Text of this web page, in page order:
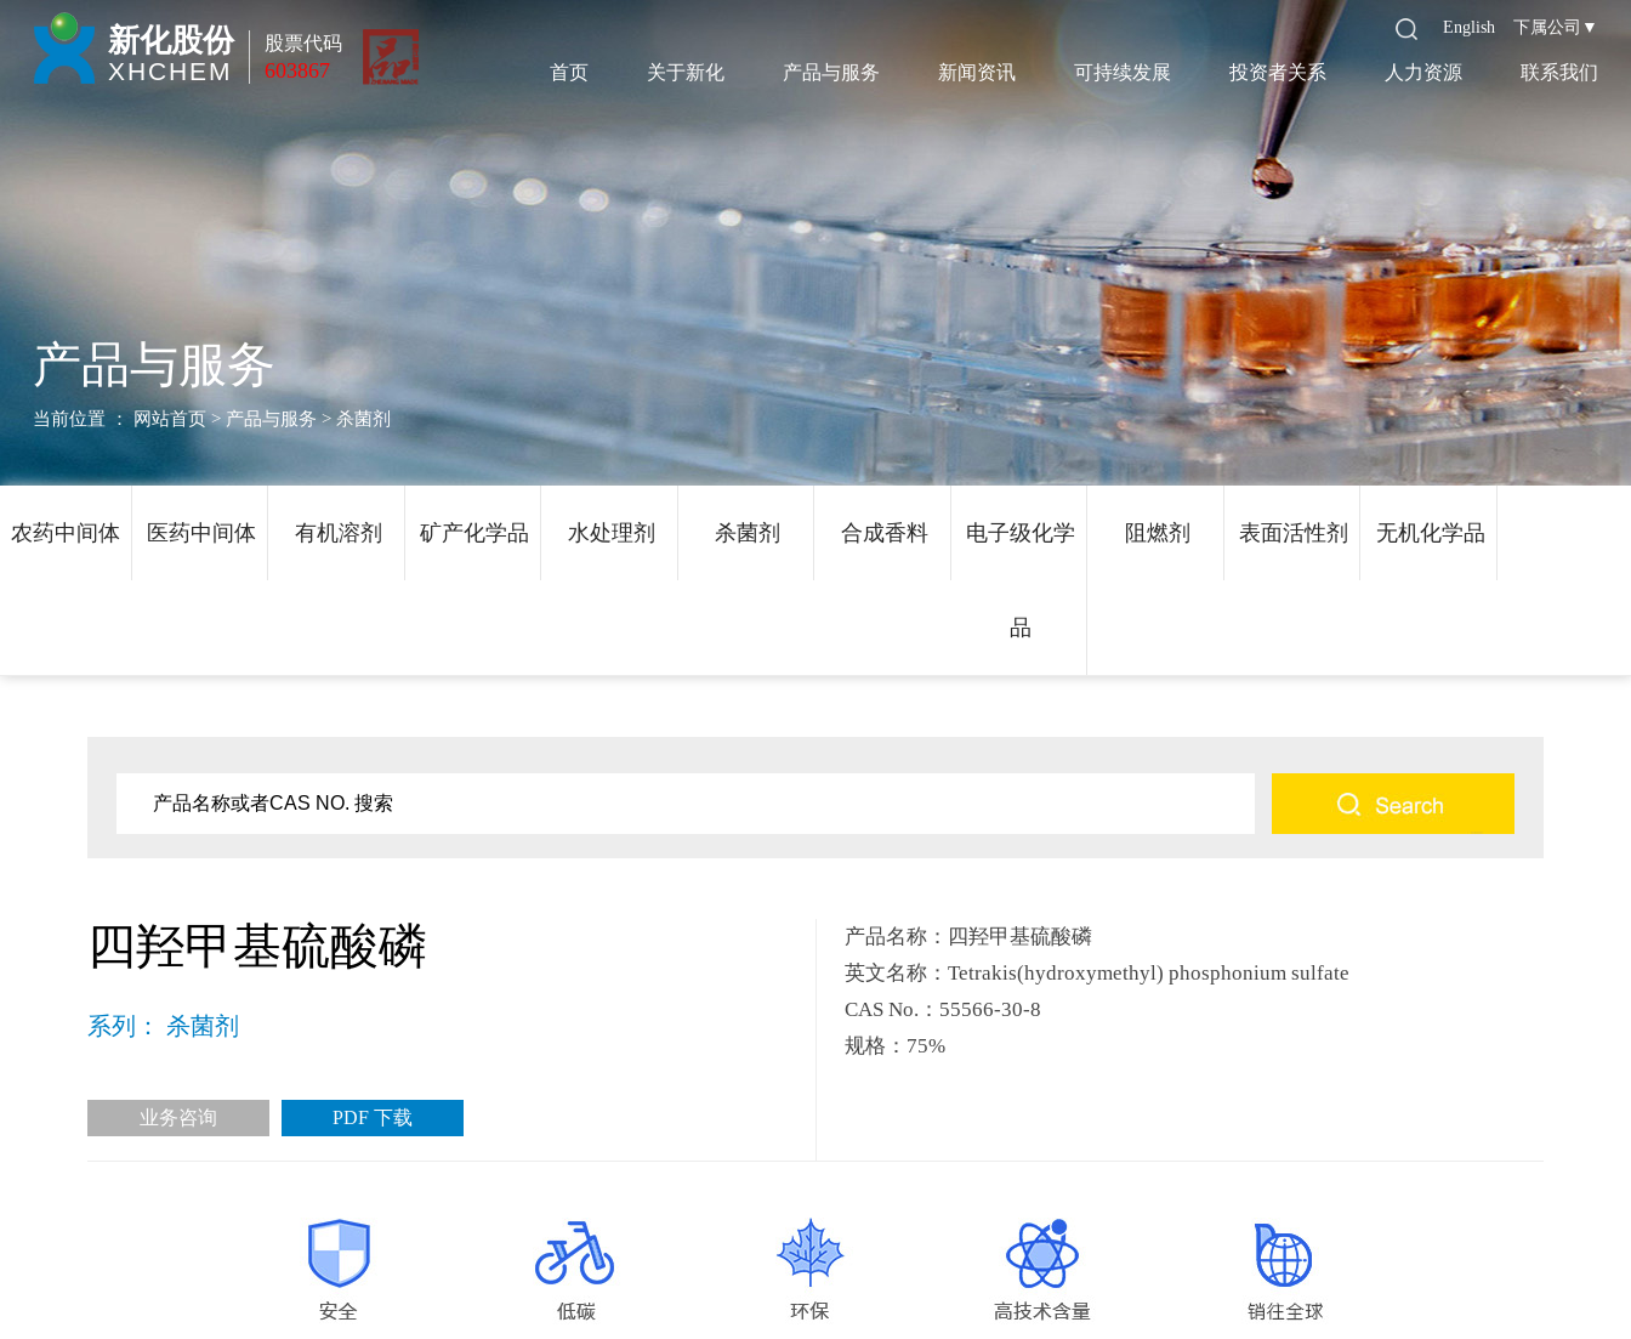
新化股份
XHCHEM
股票代码
603867
下属公司▼
English
首页 关于新化 产品与服务 新闻资讯 可持续发展 投资者关系 人力资源 联系我们
产品与服务
当前位置 ：网站首页> 产品与服务 > 杀菌剂
农药中间体 医药中间体 有机溶剂 矿产化学品 水处理剂 杀菌剂 合成香料 电子级化学
品
阻燃剂 表面活性剂 无机化学品
四羟甲基硫酸磷
系列： 杀菌剂
业务咨询 PDF 下载
产品名称：四羟甲基硫酸磷
英文名称：Tetrakis(hydroxymethyl) phosphonium sulfate
CAS No.：55566-30-8
规格：75%